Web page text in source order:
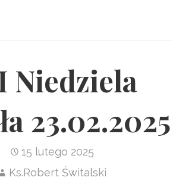
Niedziela
23.02.2025
15 lutego 2025
Ks.Robert Świtalski